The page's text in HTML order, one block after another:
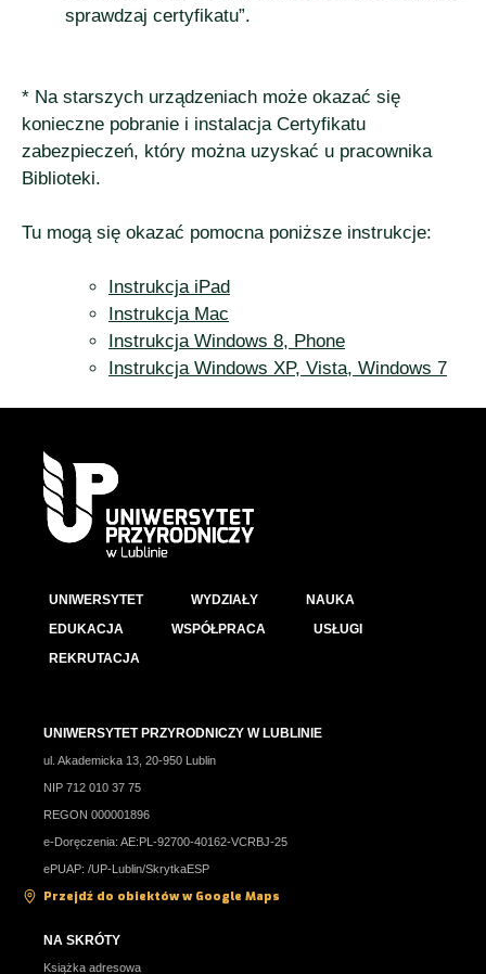
sprawdzaj certyfikatu”.
* Na starszych urządzeniach może okazać się
konieczne pobranie i instalacja Certyfikatu
zabezpieczeń, który można uzyskać u pracownika
Biblioteki.
Tu mogą się okazać pomocna poniższe instrukcje:
Instrukcja iPad
Instrukcja Mac
Instrukcja Windows 8, Phone
Instrukcja Windows XP, Vista, Windows 7
UNIWERSYTET WYDZIAŁY
NAUKA
EDUKACJA
WSPÓŁPRACA
USŁUGI
REKRUTACJA
UNIWERSYTET PRZYRODNICZY W LUBLINIE
ul. Akademicka 13, 20-950 Lublin
NIP 712 010 37 75
REGON 000001896
e-Doręczenia: AE:PL-92700-40162-VCRBJ-25
ePUAP: /UP-Lublin/SkrytkaESP
Przejdź do obiektów w Google Maps
NA SKRÓTY
Książka adresowa